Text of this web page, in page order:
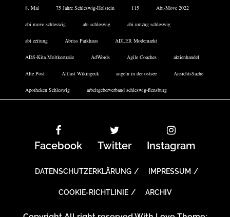
8. Mai 75 Jahre Schleswig-Holstein 115 Abi-Move 2022
abi move schleswig abi schleswig abi umzug schleswig
abi zeitung Abriss Parkhaus ADLER Modemarkt
ADS-Kita Moltkestraße AdWords Agile Coaches aktienhandel
Alte Post Altlast Wikingeck angeln in der ostsee AnsichtsSache
Apotheken Schleswig arbeitgeberverband schleswig-flensburg
Facebook Twitter Instagram
DATENSCHUTZERKLÄRUNG IMPRESSUM
COOKIE-RICHTLINIE ARCHIV